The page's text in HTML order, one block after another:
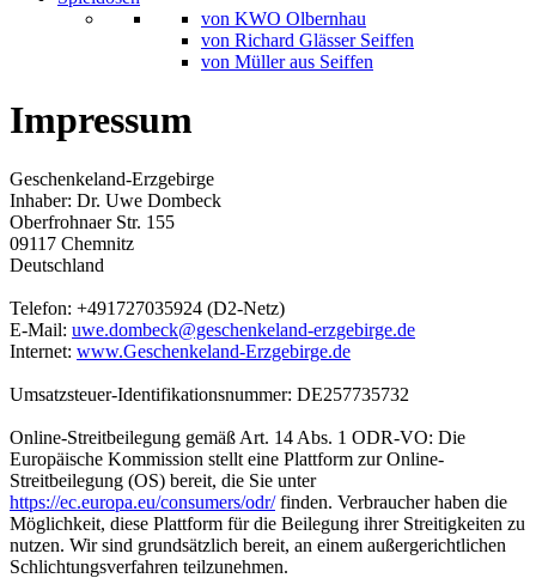
von KWO Olbernhau
von Richard Glässer Seiffen
von Müller aus Seiffen
Impressum
Geschenkeland-Erzgebirge
Inhaber: Dr. Uwe Dombeck
Oberfrohnaer Str. 155
09117 Chemnitz
Deutschland
Telefon: +491727035924 (D2-Netz)
E-Mail: uwe.dombeck@geschenkeland-erzgebirge.de
Internet: www.Geschenkeland-Erzgebirge.de
Umsatzsteuer-Identifikationsnummer: DE257735732
Online-Streitbeilegung gemäß Art. 14 Abs. 1 ODR-VO: Die
Europäische Kommission stellt eine Plattform zur Online-
Streitbeilegung (OS) bereit, die Sie unter
https://ec.europa.eu/consumers/odr/finden. Verbraucher haben die
Möglichkeit, diese Plattform für die Beilegung ihrer Streitigkeiten zu
nutzen. Wir sind grundsätzlich bereit, an einem außergerichtlichen
Schlichtungsverfahren teilzunehmen.